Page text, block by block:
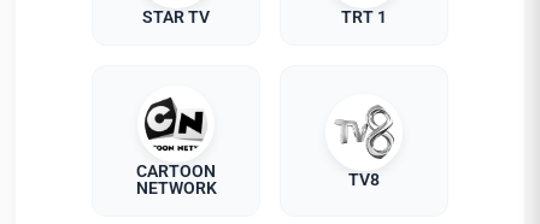
STAR TV TRT 1
CARTOON
NETWORK
TV8